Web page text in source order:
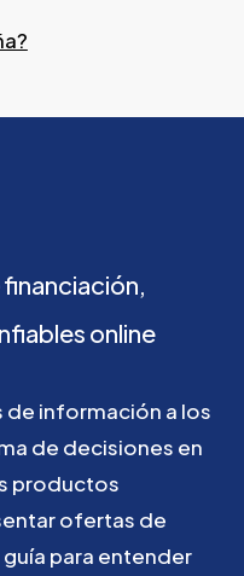
financiación,
online
de información a los
de decisiones en
productos
ofertas de
guía para entender